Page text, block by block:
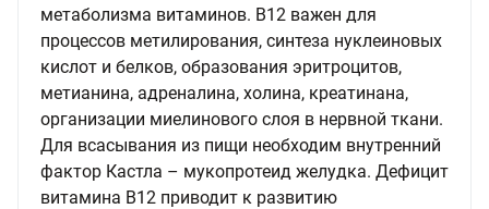
метаболизма витаминов. В12 важен для
процессов метилирования, синтеза нуклеиновых
кислот и белков, образования эритроцитов,
метианина, адреналина, холина, креатинана,
организации миелинового слоя в нервной ткани.
Для всасывания из пищи необходим внутренний
фактор Кастла – мукопротеид желудка. Дефицит
витамина В12 приводит к развитию